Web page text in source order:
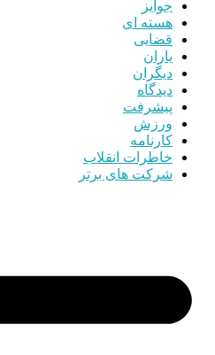
جوایز
هسته ای
قضایی
یاران
دیگران
دیدگاه
پیشرفت
ورزش
کارنامه
خاطرات انقلاب
شرکت های برتر